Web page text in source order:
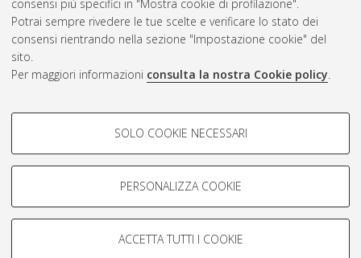
consensi più specifici in "Mostra cookie di profilazione".
Potrai sempre rivedere le tue scelte e verificare lo stato dei
consensi rientrando nella sezione "Impostazione cookie" del
sito.
Per maggiori informazioni consulta la nostra Cookie policy.
COOKIE DI PROFILAZIONE -
Si tratta di cookie utilizzati per analizzare le caratteristiche della
navigazione degli utenti, creare profili in base al loro comportamento
Mostra cookie di profilazione
SOLO COOKIE NECESSARI
PERSONALIZZA COOKIE
ACCETTA TUTTI I COOKIE
Rss 2.0
ISSN: 2038-7946
Impostazioni Cookie
Informativa sulla privacy
Condizioni d’uso del sito